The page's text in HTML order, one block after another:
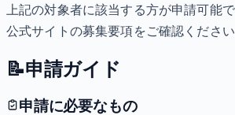
上記の対象者に該当する方が申請可能
公式サイトの募集要項をご確認ください
📝申請ガイド
申請に必要なもの